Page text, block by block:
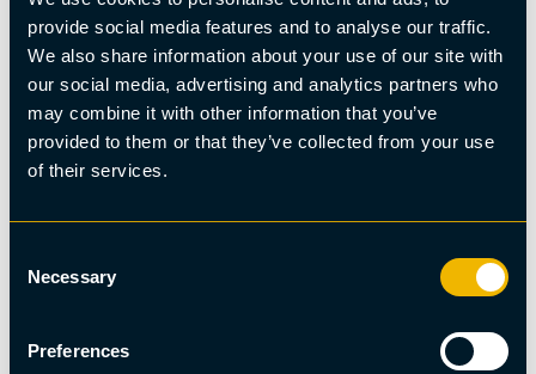
provide social media features and to analyse our traffic.
We also share information about your use of our site with
our social media, advertising and analytics partners who
may combine it with other information that you’ve
provided to them or that they’ve collected from your use
of their services.
Selection
Necessary
Preferences
Hundspann
Husky kennel besök